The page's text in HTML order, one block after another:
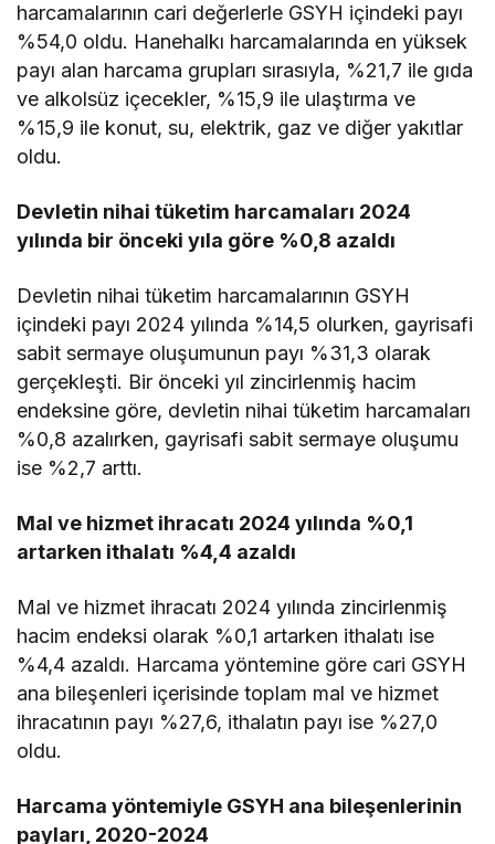
harcamalarının cari değerlerle GSYH içindeki payı
%54,0 oldu. Hanehalkı harcamalarında en yüksek
payı alan harcama grupları sırasıyla, %21,7 ile gıda
ve alkolsüz içecekler, %15,9 ile ulaştırma ve
%15,9 ile konut, su, elektrik, gaz ve diğer yakıtlar
oldu.
Devletin nihai tüketim harcamaları 2024
yılında bir önceki yıla göre %0,8 azaldı
Devletin nihai tüketim harcamalarının GSYH
içindeki payı 2024 yılında %14,5 olurken, gayrisafi
sabit sermaye oluşumunun payı %31,3 olarak
gerçekleşti. Bir önceki yıl zincirlenmiş hacim
endeksine göre, devletin nihai tüketim harcamaları
%0,8 azalırken, gayrisafi sabit sermaye oluşumu
ise %2,7 arttı.
Mal ve hizmet ihracatı 2024 yılında %0,1
artarken ithalatı %4,4 azaldı
Mal ve hizmet ihracatı 2024 yılında zincirlenmiş
hacim endeksi olarak %0,1 artarken ithalatı ise
%4,4 azaldı. Harcama yöntemine göre cari GSYH
ana bileşenleri içerisinde toplam mal ve hizmet
ihracatının payı %27,6, ithalatın payı ise %27,0
oldu.
Harcama yöntemiyle GSYH ana bileşenlerinin
payları, 2020-2024